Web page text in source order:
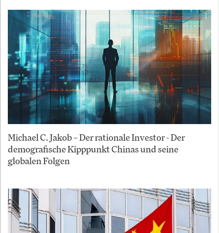
Michael C. Jakob – Der rationale Investor - Der
demografische Kipppunkt Chinas und seine
globalen Folgen